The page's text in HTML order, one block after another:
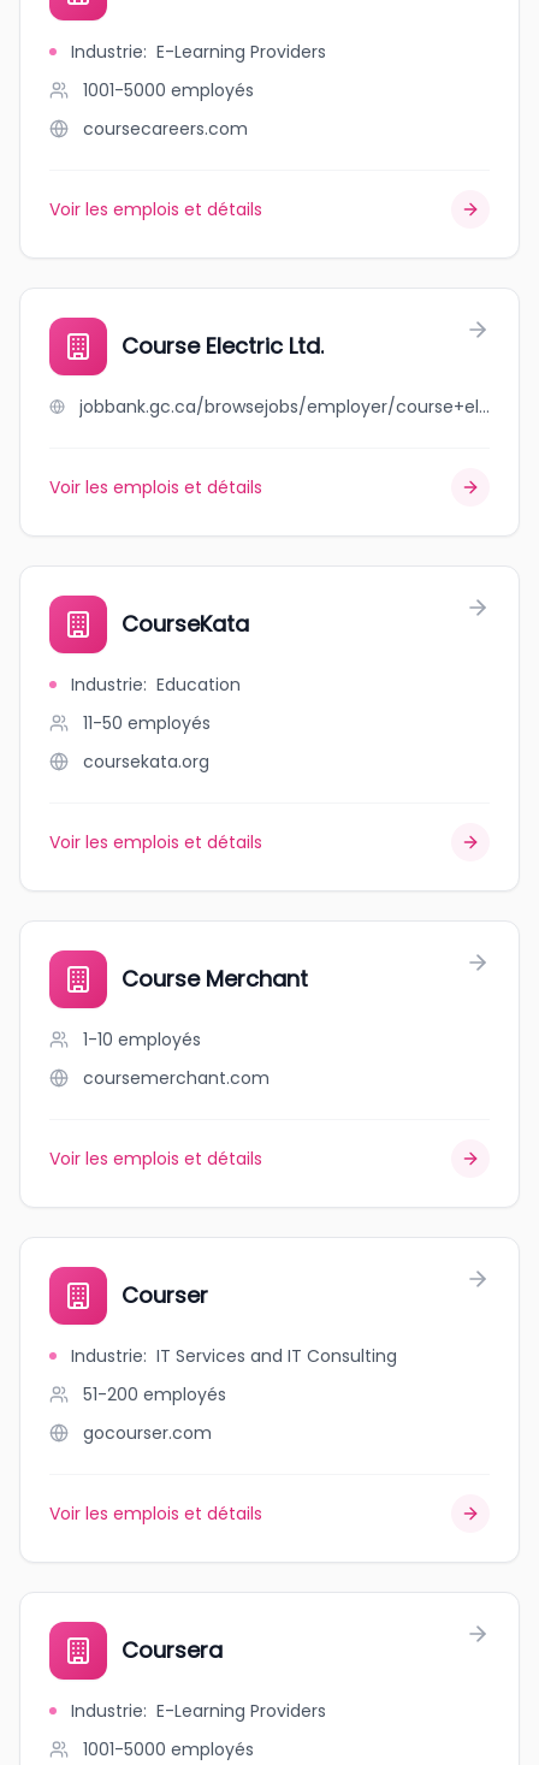
Industrie: E-Learning Providers
1001-5000 employés
coursecareers.com
Voir les emplois et détails
Course Electric Ltd.
jobbank.gc.ca/browsejobs/employer/course+electric+ltd./ca
Voir les emplois et détails
CourseKata
Industrie: Education
11-50 employés
coursekata.org
Voir les emplois et détails
Course Merchant
1-10 employés
coursemerchant.com
Voir les emplois et détails
Courser
Industrie: IT Services and IT Consulting
51-200 employés
gocourser.com
Voir les emplois et détails
Coursera
Industrie: E-Learning Providers
1001-5000 employés